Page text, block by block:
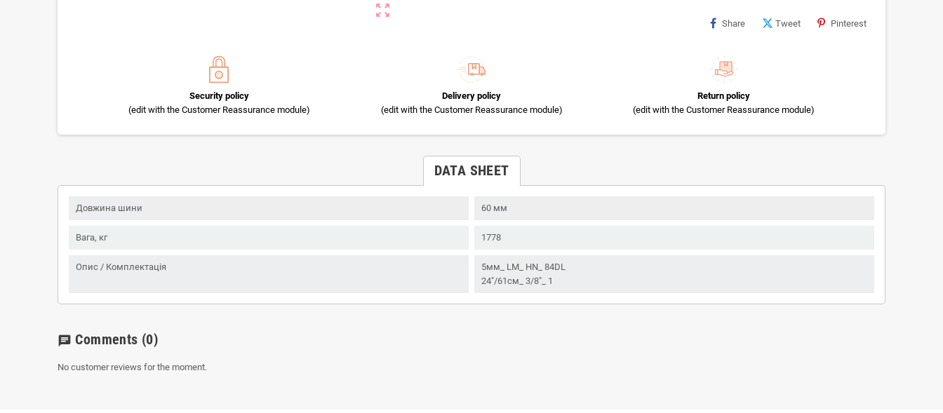
zoom_out_map
Share Tweet Pinterest
Security policy
(edit with the Customer Reassurance module)
Delivery policy
(edit with the Customer Reassurance module)
Return policy
(edit with the Customer Reassurance module)
DATA SHEET
Довжина шини 60 мм
Вага, кг 1778
Опис / Комплектація
5мм_ LM_ HN_ 84DL
24"/61см_ 3/8"_ 1
chat Comments (0)
No customer reviews for the moment.